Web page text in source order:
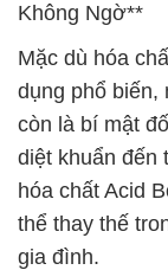
Không Ngờ**
Mặc dù hóa
dụng phổ biến,
còn là bí mật
diệt khuẩn đến
hóa chất Acid
thể thay thế
gia đình.